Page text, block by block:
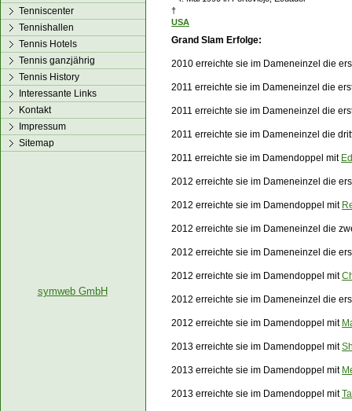
†
USA
Grand Slam Erfolge:
2010 erreichte sie im Dameneinzel die
2011 erreichte sie im Dameneinzel die
2011 erreichte sie im Dameneinzel die
2011 erreichte sie im Dameneinzel die
2011 erreichte sie im Damendoppel mit
2012 erreichte sie im Dameneinzel die
2012 erreichte sie im Damendoppel mit
2012 erreichte sie im Dameneinzel die
2012 erreichte sie im Dameneinzel die
2012 erreichte sie im Damendoppel mit
2012 erreichte sie im Dameneinzel die
2012 erreichte sie im Damendoppel mit
2013 erreichte sie im Damendoppel mit
2013 erreichte sie im Damendoppel mit
2013 erreichte sie im Damendoppel mit
Tenniscenter
Tennishallen
Tennis Hotels
Tennis ganzjährig
Tennis History
Interessante Links
Kontakt
Impressum
Sitemap
symweb GmbH